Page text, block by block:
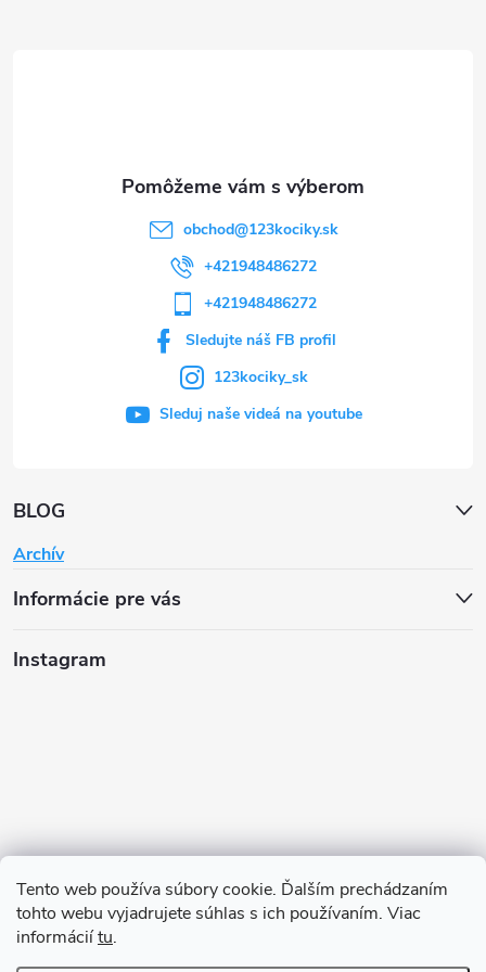
Tento web používa súbory cookie. Ďalším prechádzaním
tohto webu vyjadrujete súhlas s ich používaním. Viac
informáciítu.
BLOG
Archív
Informácie pre vás
obchod@123kociky.sk
+421948486272
+421948486272
Sledujte náš FB profil
123kociky_sk
Sleduj naše videá na youtube
Instagram